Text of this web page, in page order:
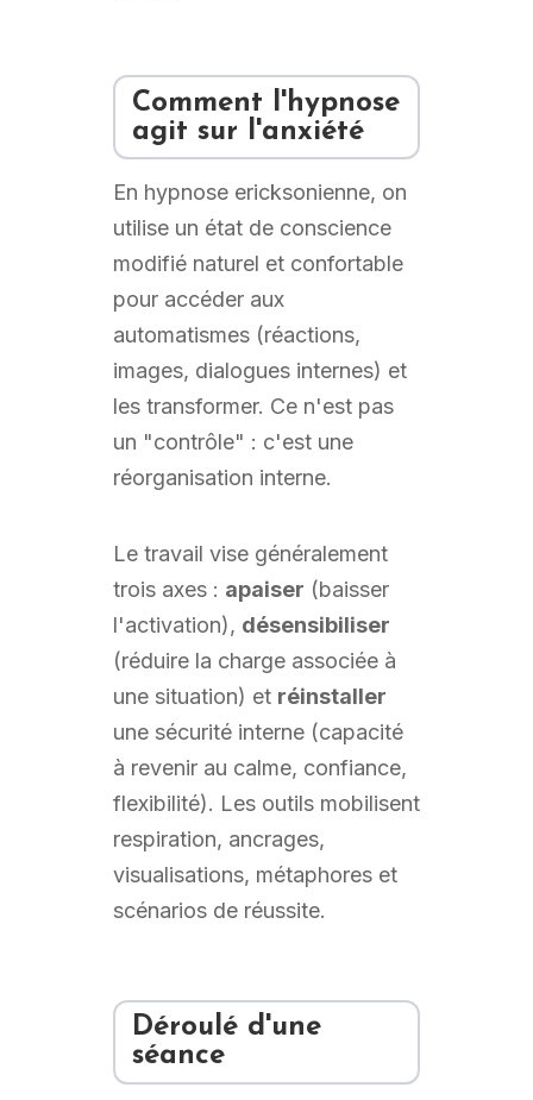
Comment l'hypnose
agit sur l'anxiété
En hypnose ericksonienne, on
utilise un état de conscience
modifié naturel et confortable
pour accéder aux
automatismes (réactions,
images, dialogues internes) et
les transformer. Ce n'est pas
un "contrôle" : c'est une
réorganisation interne.
Le travail vise généralement
trois axes : apaiser (baisser
l'activation), désensibiliser
(réduire la charge associée à
une situation) et réinstaller
une sécurité interne (capacité
à revenir au calme, confiance,
flexibilité). Les outils mobilisent
respiration, ancrages,
visualisations, métaphores et
scénarios de réussite.
Déroulé d'une
séance